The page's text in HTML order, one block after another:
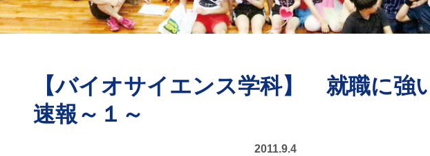
【バイオサイエンス学科】 就職に強
速報～１～
2011.9.4